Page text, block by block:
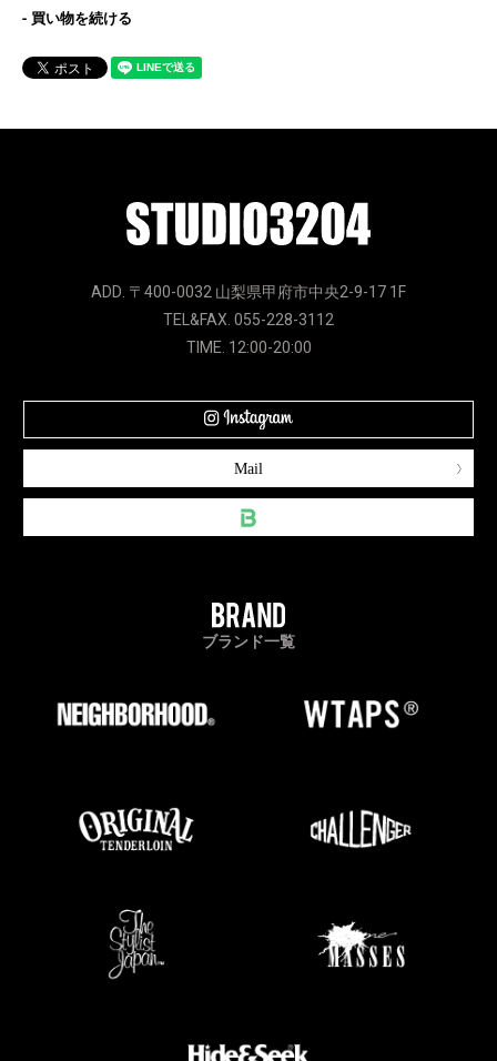
買い物を続ける
ADD. 〒400-0032 山梨県甲府市中央2-9-17 1F
TEL&FAX. 055-228-3112
TIME. 12:00-20:00
Mail
ブランド一覧